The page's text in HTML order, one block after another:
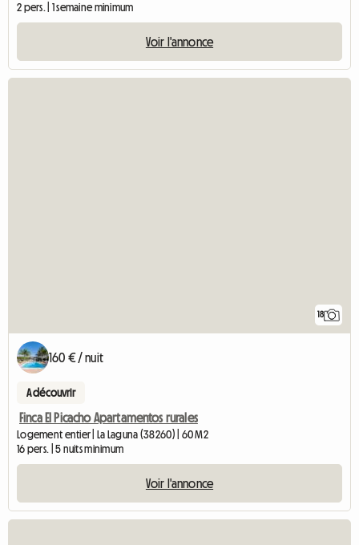
2 pers. | 1 semaine minimum
Voir l'annonce
18
160 € / nuit
A découvrir
Finca El Picacho Apartamentos rurales
Logement entier | La Laguna (38260) | 60 M2
16 pers. | 5 nuits minimum
Voir l'annonce